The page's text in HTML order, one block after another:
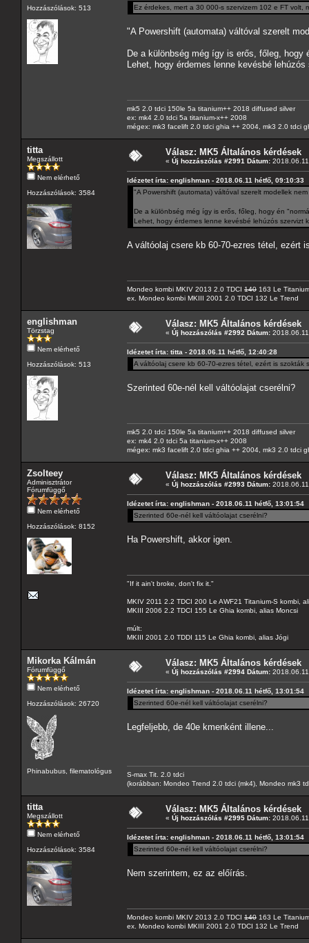
Hozzászólások: 513
Ez érdekes, mert a 30 000-s szervizem 102 e FT
"A Powershift (automata) váltóval szerelt
De a különbség még így is erős, főleg,
Lehet, hogy érdemes lenne kevésbé
mk5 2.0 tdci 150le 5a titanium++ 2018 diffused silver
ex: mk4 2.0 tdci 5a titanium-x++ 2008
mégex: mk3 facelift 2.0 tdci ghia ++ 2004, mk3 2.0 tdci
titta
Megszállott
Nem elérhető
Hozzászólások: 3584
Válasz: MK5 Általános kérdések
« Új hozzászólás #2991 Dátum:
Idézetet írta: englishman - 2018.06.11 hétfő, 09:10:33
"A Powershift (automata) váltóval szerelt modellek
De a különbség még így is erős, főleg, hogy én
Lehet, hogy érdemes lenne kevésbé lehúzós szervizt
A váltóolaj csere kb 60-70-ezres tétel, ezért
Mondeo kombi MKIV 2013 2.0 TDCI 140 163 Le
ex. Mondeo kombi MKIII 2001 2.0 TDCI 132 Le Trend
englishman
Törzstag
Nem elérhető
Hozzászólások: 513
Válasz: MK5 Általános kérdések
« Új hozzászólás #2992 Dátum:
Idézetet írta: titta - 2018.06.11 hétfő, 12:40:28
A váltóolaj csere kb 60-70-ezres tétel, ezért is szokták
Szerinted 60e-nél kell váltóolajat cserélni?
mk5 2.0 tdci 150le 5a titanium++ 2018 diffused silver
ex: mk4 2.0 tdci 5a titanium-x++ 2008
mégex: mk3 facelift 2.0 tdci ghia ++ 2004, mk3 2.0 tdci
Zsolteey
Adminisztrátor
Fórumfüggő
Nem elérhető
Hozzászólások: 8152
Válasz: MK5 Általános kérdések
« Új hozzászólás #2993 Dátum:
Idézetet írta: englishman - 2018.06.11 hétfő, 13:01:54
Szerinted 60e-nél kell váltóolajat cserélni?
Ha Powershift, akkor igen.
"If it ain't broke, don't fix it."
MKIV 2011 2.2 TDCI 200 Le AWF21 Titanium-S kombi,
MKIII 2006 2.2 TDCI 155 Le Ghia kombi, alias Moncsi
múlt:
MKIII 2001 2.0 TDDI 115 Le Ghia kombi, alias Jógi
Mikorka Kálmán
Fórumfüggő
Nem elérhető
Hozzászólások: 26720
Phinabubus, filematológus
Válasz: MK5 Általános kérdések
« Új hozzászólás #2994 Dátum:
Idézetet írta: englishman - 2018.06.11 hétfő, 13:01:54
Szerinted 60e-nél kell váltóolajat cserélni?
Legfeljebb, de 40e kmenként illene...
S-max Tit. 2.0 tdci
(korábban: Mondeo Trend 2.0 tdci (mk4), Mondeo mk3
titta
Megszállott
Nem elérhető
Hozzászólások: 3584
Válasz: MK5 Általános kérdések
« Új hozzászólás #2995 Dátum:
Idézetet írta: englishman - 2018.06.11 hétfő, 13:01:54
Szerinted 60e-nél kell váltóolajat cserélni?
Nem szerintem, ez az előírás.
Mondeo kombi MKIV 2013 2.0 TDCI 140 163 Le
ex. Mondeo kombi MKIII 2001 2.0 TDCI 132 Le Trend